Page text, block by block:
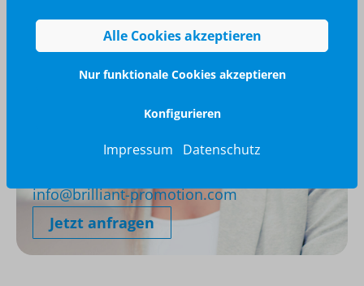
Wir glänzen für Sie
info@brilliant-promotion.com
Jetzt anfragen
Alle Cookies akzeptieren
Nur funktionale Cookies akzeptieren
Konfigurieren
Impressum Datenschutz